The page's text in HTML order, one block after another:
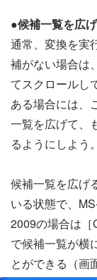
●候補一覧を広
通常、変換を実
補がない場合は
てスクロールし
ある場合には、
一覧を広げて、
るようにしよう。
候補一覧を広げ
いる状態で、
2009の場合は
で候補一覧が横
とができる（画